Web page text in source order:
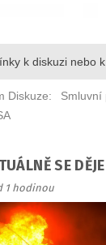
SE DĚJE
1 hodinou